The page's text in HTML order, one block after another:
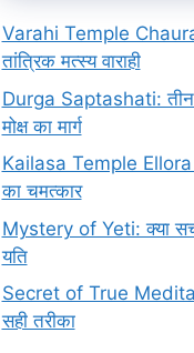
Varahi Temple
तांत्रिक मत्स्य वाराही
Durga Saptashati:
मोक्ष का मार्ग
Kailasa Temple Ellora |
का चमत्कार
Mystery of Yeti: क्या सच
यति
Secret of True
सही तरीका